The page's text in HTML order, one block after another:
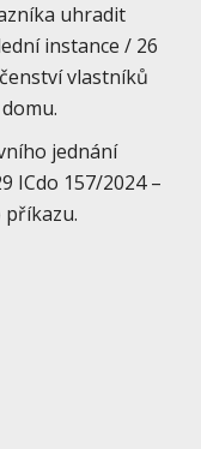
uhradit
instance / 26
vlastníků
jednání
ICdo 157/2024 –